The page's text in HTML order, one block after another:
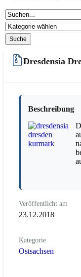
Dresdensia
Beschreibung
Veröffentlicht am
23.12.2018
Kategorie
Ostsachsen